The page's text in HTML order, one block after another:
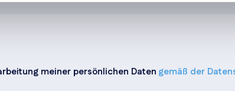
meiner persönlichen Daten gemäß der